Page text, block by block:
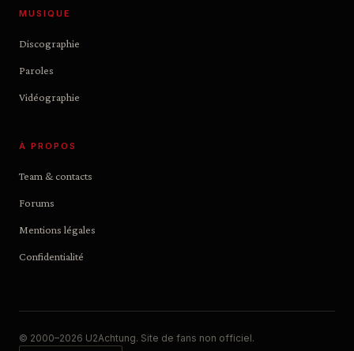
MUSIQUE
Discographie
Paroles
Vidéographie
À PROPOS
Team & contacts
Forums
Mentions légales
Confidentialité
© 2000–2026 U2Achtung. Site de fans non officiel.